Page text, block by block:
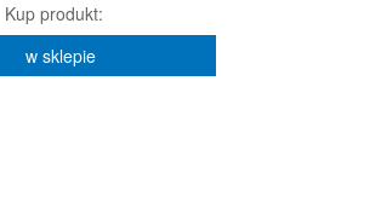
Kup produkt:
w sklepie